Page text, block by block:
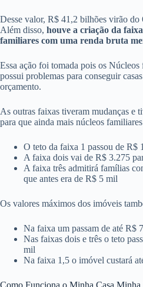
Desse valor, R$ 41,2 bilhões virão
Além disso, houve a criação da
familiares com uma renda bruta
Essa ação foi tomada pois os
possui problemas para conseguir
orçamento.
As outras faixas tiveram mudanças e
para que ainda mais núcleos
O teto da faixa 1 passou de R$
A faixa dois vai de R$ 3.275
A faixa três admitirá famílias
que antes era de R$ 5 mil
Os valores máximos dos imóveis
Na faixa um passam de até R$
Nas faixas dois e três o teto
mil
Na faixa 1,5 o imóvel custará
Como Funciona o Minha Casa Minha